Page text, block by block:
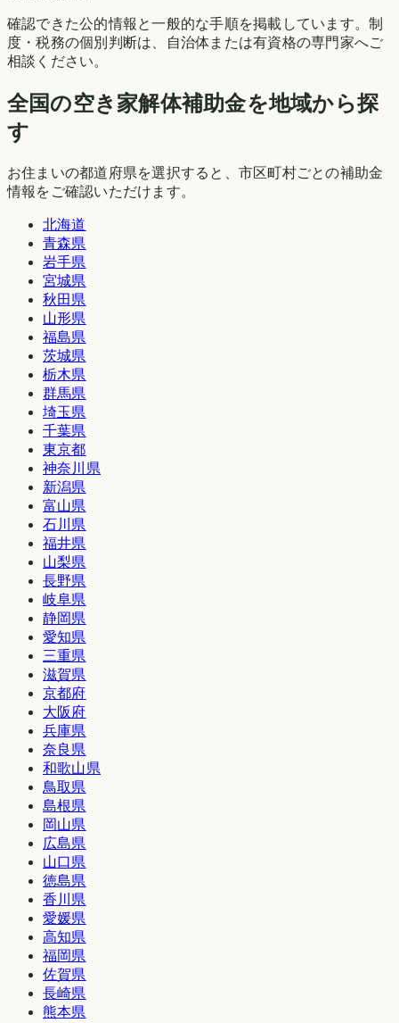
確認できた公的情報と一般的な手順を掲載しています。制
度・税務の個別判断は、自治体または有資格の専門家へご
相談ください。
全国の空き家解体補助金を地域から探
す
お住まいの都道府県を選択すると、市区町村ごとの補助金
情報をご確認いただけます。
北海道
青森県
岩手県
宮城県
秋田県
山形県
福島県
茨城県
栃木県
群馬県
埼玉県
千葉県
東京都
神奈川県
新潟県
富山県
石川県
福井県
山梨県
長野県
岐阜県
静岡県
愛知県
三重県
滋賀県
京都府
大阪府
兵庫県
奈良県
和歌山県
鳥取県
島根県
岡山県
広島県
山口県
徳島県
香川県
愛媛県
高知県
福岡県
佐賀県
長崎県
熊本県